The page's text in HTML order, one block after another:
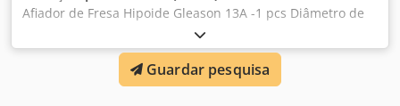
Afiador de Fresa Hipoide Gleason 13A -1 pcs Diâmetro de
fresagem 89-500 mm Dimensões da mó 305x19x102 mm
Djder Elpvspfx Abqokr Avanço 0,05-0,18 mm Motor de
acionamento da mó - 1800 rpm (60 Hz) - 1500 rpm (50 Hz)
Espaço de chão 1240x2310 mm Altura 1422 mm Peso da
Guardar pesquisa